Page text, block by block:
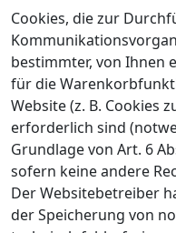
Cookies, die zur
bestimmter, von Ihnen
für die
Website (z. B. Cookies
erforderlich sind
Grundlage von Art. 6
sofern keine andere
Der Websitebetreiber
der Speicherung von